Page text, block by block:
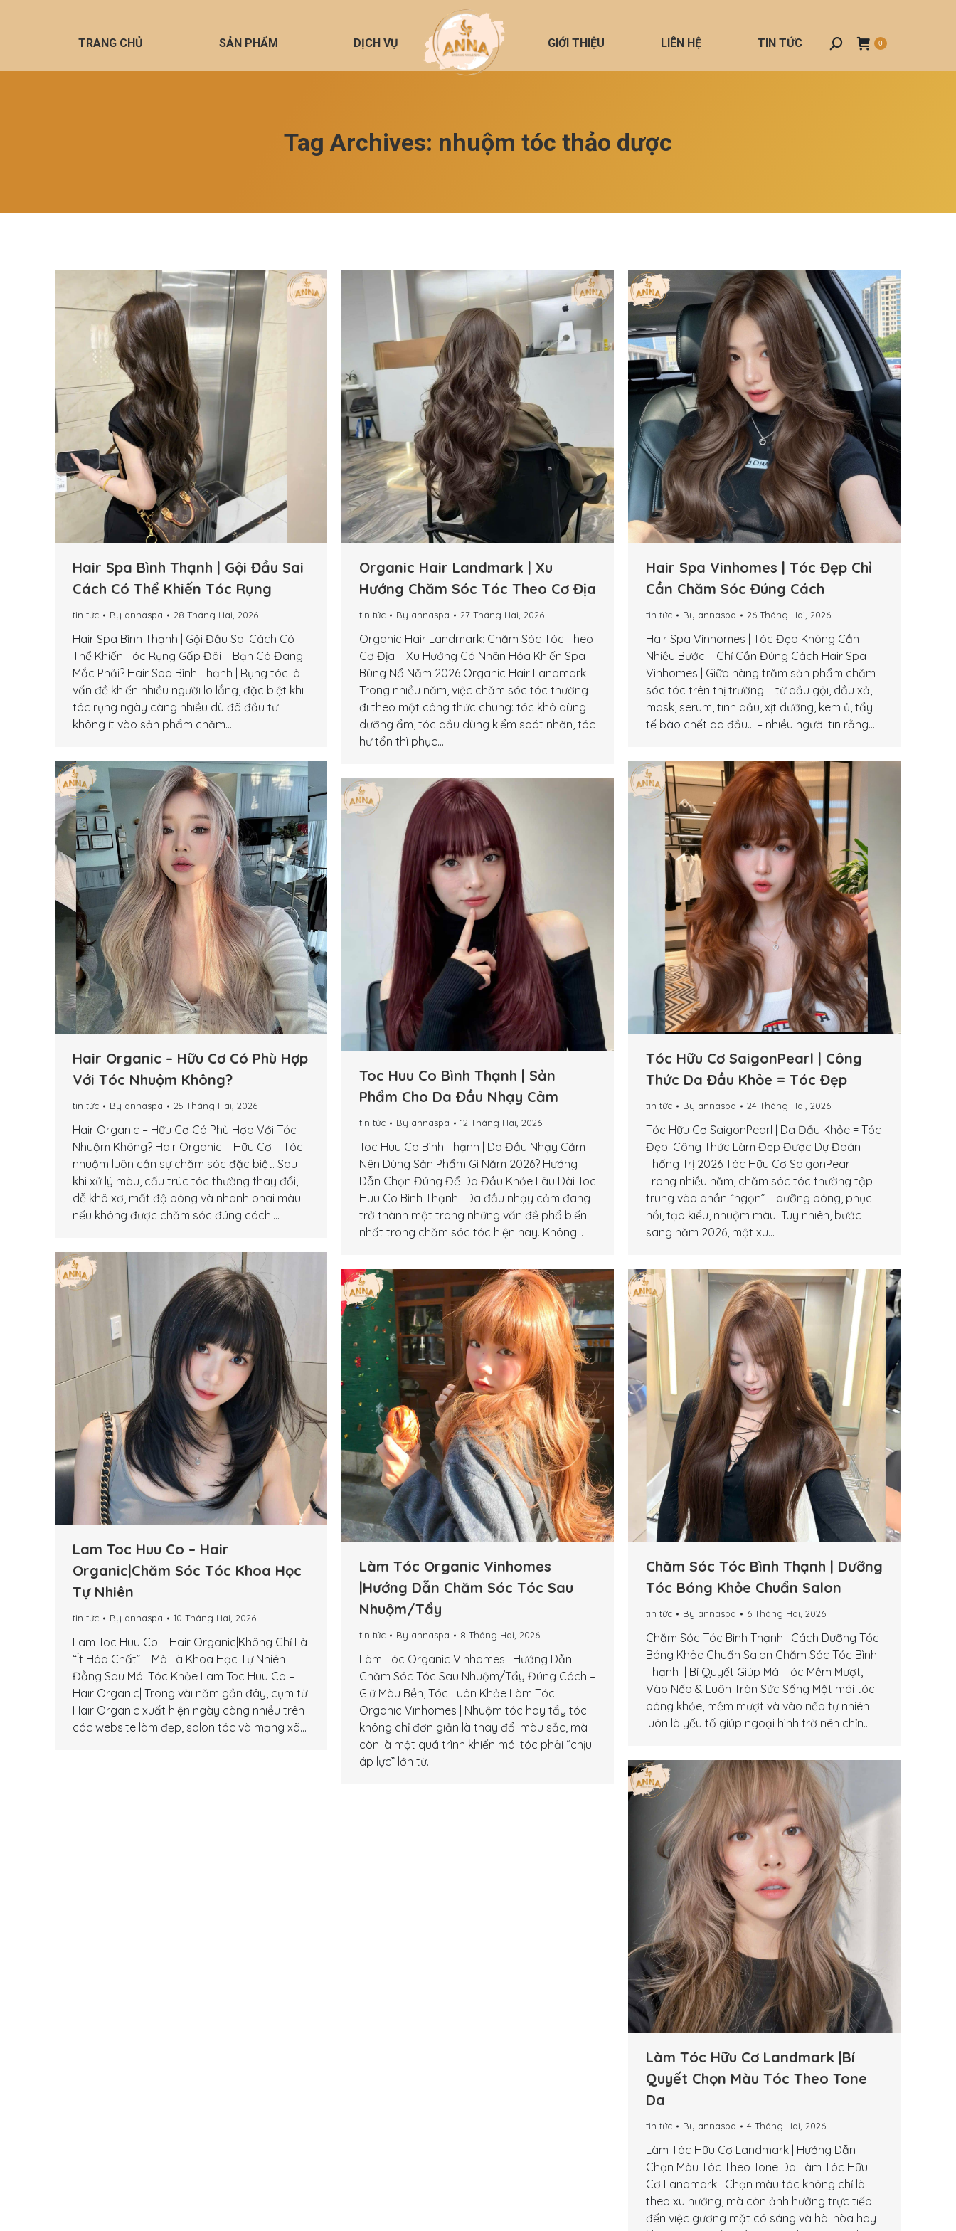
TRANG CHỦ SẢN PHẨM DỊCH VỤ GIỚI THIỆU LIÊN HỆ TIN TỨC Search: 0
Tag Archives: nhuộm tóc thảo dược
Hair Spa Bình Thạnh | Gội Đầu Sai
Cách Có Thể Khiến Tóc Rụng
tin tức By annaspa 28 Tháng Hai, 2026
Hair Spa Bình Thạnh | Gội Đầu Sai Cách Có
Thể Khiến Tóc Rụng Gấp Đôi – Bạn Có Đang
Mắc Phải? Hair Spa Bình Thạnh | Rụng tóc là
vấn đề khiến nhiều người lo lắng, đặc biệt khi
tóc rụng ngày càng nhiều dù đã đầu tư
không ít vào sản phẩm chăm…
Organic Hair Landmark | Xu
Hướng Chăm Sóc Tóc Theo Cơ Địa
tin tức By annaspa 27 Tháng Hai, 2026
Organic Hair Landmark: Chăm Sóc Tóc Theo
Cơ Địa – Xu Hướng Cá Nhân Hóa Khiến Spa
Bùng Nổ Năm 2026 Organic Hair Landmark |
Trong nhiều năm, việc chăm sóc tóc thường
đi theo một công thức chung: tóc khô dùng
dưỡng ẩm, tóc dầu dùng kiểm soát nhờn, tóc
hư tổn thì phục…
Hair Spa Vinhomes | Tóc Đẹp Chỉ
Cần Chăm Sóc Đúng Cách
tin tức By annaspa 26 Tháng Hai, 2026
Hair Spa Vinhomes | Tóc Đẹp Không Cần
Nhiều Bước – Chỉ Cần Đúng Cách Hair Spa
Vinhomes | Giữa hàng trăm sản phẩm chăm
sóc tóc trên thị trường – từ dầu gội, dầu xả,
mask, serum, tinh dầu, xịt dưỡng, kem ủ, tẩy
tế bào chết da đầu… – nhiều người tin rằng…
Hair Organic – Hữu Cơ Có Phù Hợp
Với Tóc Nhuộm Không?
tin tức By annaspa 25 Tháng Hai, 2026
Hair Organic – Hữu Cơ Có Phù Hợp Với Tóc
Nhuộm Không? Hair Organic – Hữu Cơ – Tóc
nhuộm luôn cần sự chăm sóc đặc biệt. Sau
khi xử lý màu, cấu trúc tóc thường thay đổi,
dễ khô xơ, mất độ bóng và nhanh phai màu
nếu không được chăm sóc đúng cách.…
Tóc Hữu Cơ SaigonPearl | Công
Thức Da Đầu Khỏe = Tóc Đẹp
tin tức By annaspa 24 Tháng Hai, 2026
Tóc Hữu Cơ SaigonPearl | Da Đầu Khỏe = Tóc
Đẹp: Công Thức Làm Đẹp Được Dự Đoán
Thống Trị 2026 Tóc Hữu Cơ SaigonPearl |
Trong nhiều năm, chăm sóc tóc thường tập
trung vào phần “ngọn” – dưỡng bóng, phục
hồi, tạo kiểu, nhuộm màu. Tuy nhiên, bước
sang năm 2026, một xu…
Toc Huu Co Bình Thạnh | Sản
Phẩm Cho Da Đầu Nhạy Cảm
tin tức By annaspa 12 Tháng Hai, 2026
Toc Huu Co Bình Thạnh | Da Đầu Nhạy Cảm
Nên Dùng Sản Phẩm Gì Năm 2026? Hướng
Dẫn Chọn Đúng Để Da Đầu Khỏe Lâu Dài Toc
Huu Co Bình Thạnh | Da đầu nhạy cảm đang
trở thành một trong những vấn đề phổ biến
nhất trong chăm sóc tóc hiện nay. Không…
Lam Toc Huu Co – Hair
Organic|Chăm Sóc Tóc Khoa Học
Tự Nhiên
tin tức By annaspa 10 Tháng Hai, 2026
Lam Toc Huu Co – Hair Organic|Không Chỉ Là
“Ít Hóa Chất” – Mà Là Khoa Học Tự Nhiên
Đằng Sau Mái Tóc Khỏe Lam Toc Huu Co –
Hair Organic| Trong vài năm gần đây, cụm từ
Hair Organic xuất hiện ngày càng nhiều trên
các website làm đẹp, salon tóc và mạng xã…
Làm Tóc Organic Vinhomes
|Hướng Dẫn Chăm Sóc Tóc Sau
Nhuộm/Tẩy
tin tức By annaspa 8 Tháng Hai, 2026
Làm Tóc Organic Vinhomes | Hướng Dẫn
Chăm Sóc Tóc Sau Nhuộm/Tẩy Đúng Cách –
Giữ Màu Bền, Tóc Luôn Khỏe Làm Tóc
Organic Vinhomes | Nhuộm tóc hay tẩy tóc
không chỉ đơn giản là thay đổi màu sắc, mà
còn là một quá trình khiến mái tóc phải “chịu
áp lực” lớn từ…
Chăm Sóc Tóc Bình Thạnh | Dưỡng
Tóc Bóng Khỏe Chuẩn Salon
tin tức By annaspa 6 Tháng Hai, 2026
Chăm Sóc Tóc Bình Thạnh | Cách Dưỡng Tóc
Bóng Khỏe Chuẩn Salon Chăm Sóc Tóc Bình
Thạnh | Bí Quyết Giúp Mái Tóc Mềm Mượt,
Vào Nếp & Luôn Tràn Sức Sống Một mái tóc
bóng khỏe, mềm mượt và vào nếp tự nhiên
luôn là yếu tố giúp ngoại hình trở nên chỉn…
Làm Tóc Hữu Cơ Landmark |Bí
Quyết Chọn Màu Tóc Theo Tone
Da
tin tức By annaspa 4 Tháng Hai, 2026
Làm Tóc Hữu Cơ Landmark | Hướng Dẫn
Chọn Màu Tóc Theo Tone Da Làm Tóc Hữu
Cơ Landmark | Chọn màu tóc không chỉ là
theo xu hướng, mà còn ảnh hưởng trực tiếp
đến việc gương mặt có sáng và hài hòa hay